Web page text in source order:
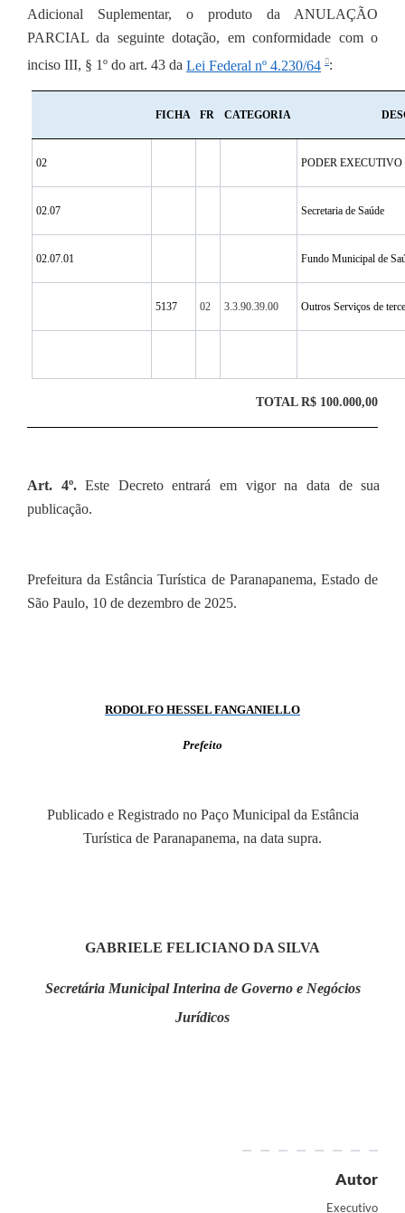
Adicional Suplementar, o produto da ANULAÇÃO
PARCIAL da seguinte dotação, em conformidade com o
inciso III, § 1º do art. 43 da Lei Federal nº 4.230/64 :
FICHA FR CATEGORIA
02 PODER EXECUTIVO
02.07 Secretaria de Saúde
02.07.01 Fundo Municipal de
5137 02 3.3.90.39.00 Outros Serviços de
TOTAL R$ 100.000,00
Art. 4º.Este Decreto entrará em vigor na data de sua
publicação.
Prefeitura da Estância Turística de Paranapanema, Estado de
São Paulo, 10 de dezembro de 2025.
RODOLFO HESSEL FANGANIELLO
Prefeito
Publicado e Registrado no Paço Municipal da Estância
Turística de Paranapanema, na data supra.
GABRIELE FELICIANO DA SILVA
Secretária Municipal Interina de Governo e Negócios
Jurídicos
Autor
Executivo